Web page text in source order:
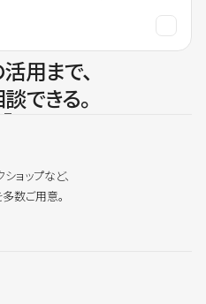
用まで、
できる。
ョップなど、
数ご用意。